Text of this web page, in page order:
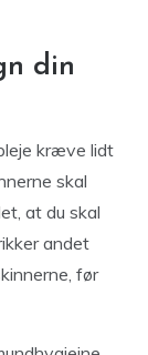
din
kræve lidt
skal
at du skal
andet
før